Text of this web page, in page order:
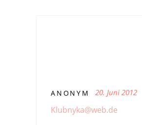
ANONYM 20. Juni 2012
Klubnyka@web.de